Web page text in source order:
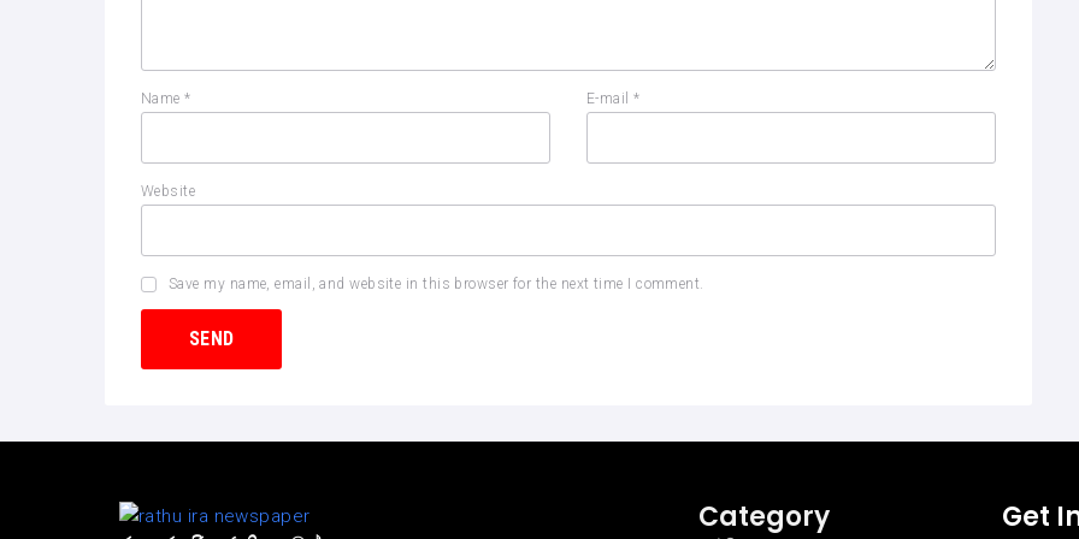
Name* E-mail*
Website
Save my name, email, and website in this browser for the next time I comment.
Get
Category